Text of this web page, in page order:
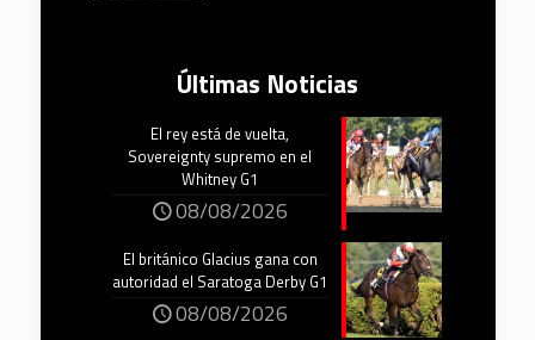
Últimas Noticias
El rey está de vuelta,
Sovereignty supremo en el
Whitney G1
08/08/2026
El británico Glacius gana con
autoridad el Saratoga Derby G1
08/08/2026